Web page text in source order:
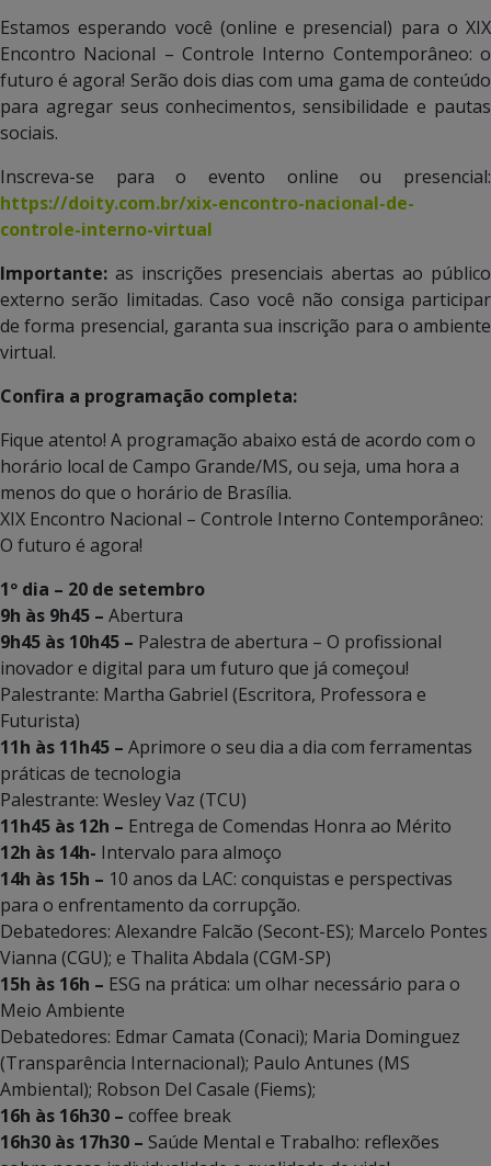
Estamos esperando você (online e presencial) para o XIX
Encontro Nacional – Controle Interno Contemporâneo: o
futuro é agora! Serão dois dias com uma gama de conteúdo
para agregar seus conhecimentos, sensibilidade e pautas
sociais.
Inscreva-se para o evento online ou presencial:
https://doity.com.br/xix-encontro-nacional-de-
controle-interno-virtual
Importante: as inscrições presenciais abertas ao público
externo serão limitadas. Caso você não consiga participar
de forma presencial, garanta sua inscrição para o ambiente
virtual.
Confira a programação completa:
Fique atento! A programação abaixo está de acordo com o
horário local de Campo Grande/MS, ou seja, uma hora a
menos do que o horário de Brasília.
XIX Encontro Nacional – Controle Interno Contemporâneo:
O futuro é agora!
1º dia – 20 de setembro
9h às 9h45 – Abertura
9h45 às 10h45 – Palestra de abertura – O profissional
inovador e digital para um futuro que já começou!
Palestrante: Martha Gabriel (Escritora, Professora e
Futurista)
11h às 11h45 – Aprimore o seu dia a dia com ferramentas
práticas de tecnologia
Palestrante: Wesley Vaz (TCU)
11h45 às 12h – Entrega de Comendas Honra ao Mérito
12h às 14h- Intervalo para almoço
14h às 15h – 10 anos da LAC: conquistas e perspectivas
para o enfrentamento da corrupção.
Debatedores: Alexandre Falcão (Secont-ES); Marcelo Pontes
Vianna (CGU); e Thalita Abdala (CGM-SP)
15h às 16h – ESG na prática: um olhar necessário para o
Meio Ambiente
Debatedores: Edmar Camata (Conaci); Maria Dominguez
(Transparência Internacional); Paulo Antunes (MS
Ambiental); Robson Del Casale (Fiems);
16h às 16h30 – coffee break
16h30 às 17h30 – Saúde Mental e Trabalho: reflexões